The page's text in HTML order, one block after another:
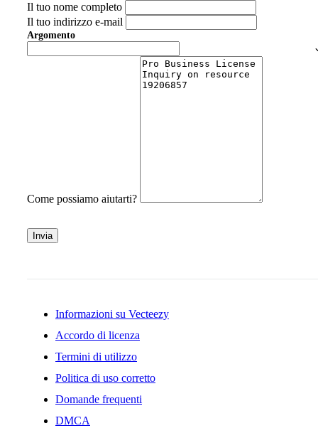
Il tuo nome completo
Il tuo indirizzo e-mail
Argomento
Come possiamo aiutarti?
Invia
Informazioni su Vecteezy
Accordo di licenza
Termini di utilizzo
Politica di uso corretto
Domande frequenti
DMCA